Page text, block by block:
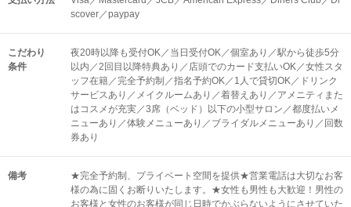
scover／paypay
こだわり
条件
夜20時以降も受付OK／当日受付OK／個室あり／駅から徒歩5分
以内／2回目以降特典あり／店頭でのカード支払いOK／女性スタ
ッフ在籍／完全予約制／指名予約OK／1人で貸切OK／ドリンク
サービスあり／メイクルームあり／着替えあり／アメニティまた
はコスメが充実／3席（ベッド）以下の小型サロン／都度払いメ
ニューあり／体験メニューあり／ブライダルメニューあり／回数
券あり
備考
★完全予約制、プライベート空間を提供★営業電話は大切なお客
様の為に固くお断りいたします。★女性も男性も大歓迎！男性の
お客様と女性のお客様が同じ日時でかぶらないようにさせていた